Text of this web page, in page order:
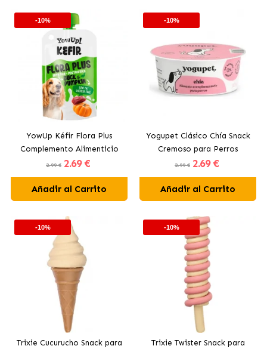
-10%
YowUp Kéfir Flora Plus
Complemento Alimenticio
para Perros con Pato y
Calabaza
2.99 € 2.69 €
Añadir al Carrito
-10%
Yogupet Clásico Chía Snack
Cremoso para Perros
2.99 € 2.69 €
Añadir al Carrito
-10%
Trixie Cucurucho Snack para
-10%
Trixie Twister Snack para